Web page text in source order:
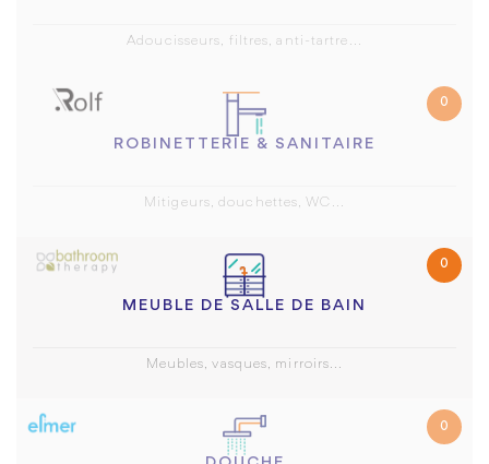
Adoucisseurs, filtres, anti-tartre...
0
ROBINETTERIE & SANITAIRE
Mitigeurs, douchettes, WC...
0
MEUBLE DE SALLE DE BAIN
Meubles, vasques, mirroirs...
0